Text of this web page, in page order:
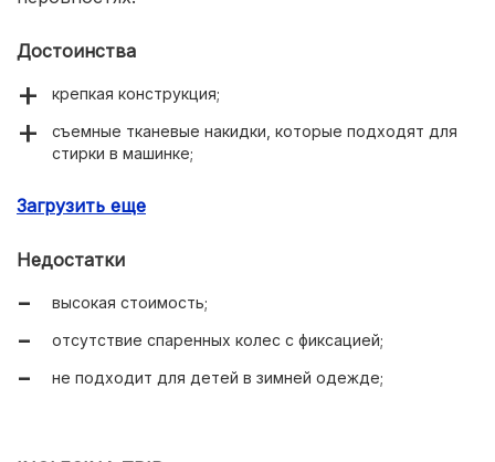
Достоинства
крепкая конструкция;
съемные тканевые накидки, которые подходят для
стирки в машинке;
подшипниковые колеса;
Загрузить еще
Недостатки
высокая стоимость;
отсутствие спаренных колес с фиксацией;
не подходит для детей в зимней одежде;